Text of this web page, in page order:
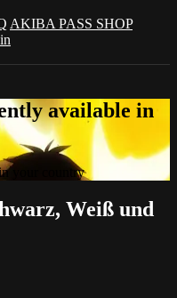
AKIBA PASS SHOP
available in
your country
Weiß und